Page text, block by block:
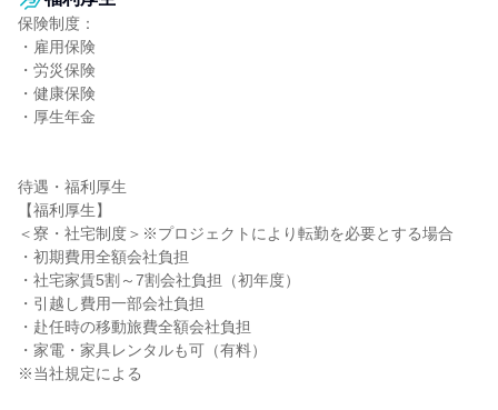
保険制度：
・雇用保険
・労災保険
・健康保険
・厚生年金
待遇・福利厚生
【福利厚生】
＜寮・社宅制度＞※プロジェクトにより転勤を必要とする場合
・初期費用全額会社負担
・社宅家賃5割～7割会社負担（初年度）
・引越し費用一部会社負担
・赴任時の移動旅費全額会社負担
・家電・家具レンタルも可（有料）
※当社規定による